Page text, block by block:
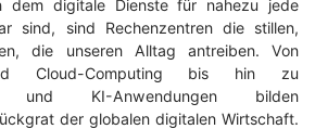
dem digitale Dienste für nahezu jede
sind, sind Rechenzentren die stillen,
die unseren Alltag antreiben. Von
Cloud-Computing bis hin zu
und KI-Anwendungen bilden
der globalen digitalen Wirtschaft.